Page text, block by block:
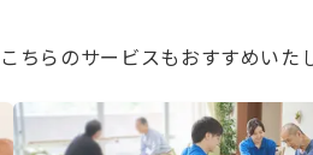
ちらのサービスもおすすめいたし